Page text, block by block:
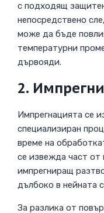
с подходящ
непосредствено
може да бъде
температурни
дървояди.
2.
Импрегнацията се
специализиран
време на
се извежда част от
импрегниращ
дълбоко в нейната
За разлика от